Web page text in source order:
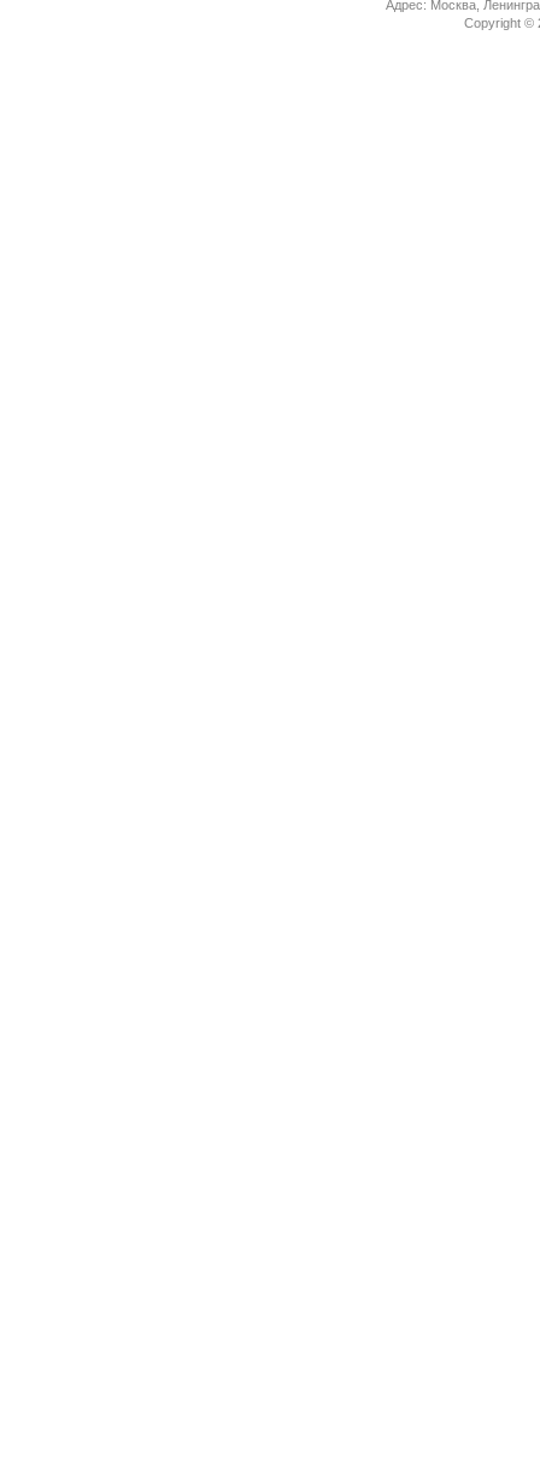
Адрес: Москва,
Copyright ©